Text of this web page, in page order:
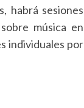
habrá sesiones
música en
individuales por